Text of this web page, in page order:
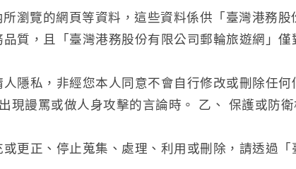
瀏覽的網頁等資料，這些資料係供「臺灣港務
質，且「臺灣港務股份有限公司郵輪旅遊網」
隱私，非經您本人同意不會自行修改或刪除任
現謾罵或做人身攻擊的言論時。 乙、 保護或防
更正、停止蒐集、處理、利用或刪除，請透過